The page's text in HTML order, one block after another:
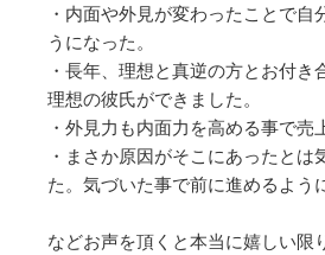
・内面や外見が変わったことで自
うになった。
・長年、理想と真逆の方とお付き
理想の彼氏ができました。
・外見力も内面力を高める事で売
・まさか原因がそこにあったとは
た。気づいた事で前に進めるよう
などお声を頂くと本当に嬉しい限